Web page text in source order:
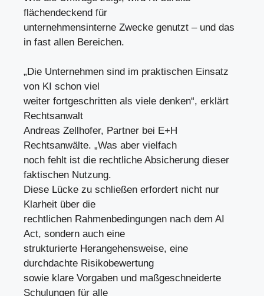
flächendeckend für
unternehmensinterne Zwecke genutzt – und das
in fast allen Bereichen.
„Die Unternehmen sind im praktischen Einsatz
von KI schon viel
weiter fortgeschritten als viele denken“, erklärt
Rechtsanwalt
Andreas Zellhofer, Partner bei E+H
Rechtsanwälte. „Was aber vielfach
noch fehlt ist die rechtliche Absicherung dieser
faktischen Nutzung.
Diese Lücke zu schließen erfordert nicht nur
Klarheit über die
rechtlichen Rahmenbedingungen nach dem AI
Act, sondern auch eine
strukturierte Herangehensweise, eine
durchdachte Risikobewertung
sowie klare Vorgaben und maßgeschneiderte
Schulungen für alle